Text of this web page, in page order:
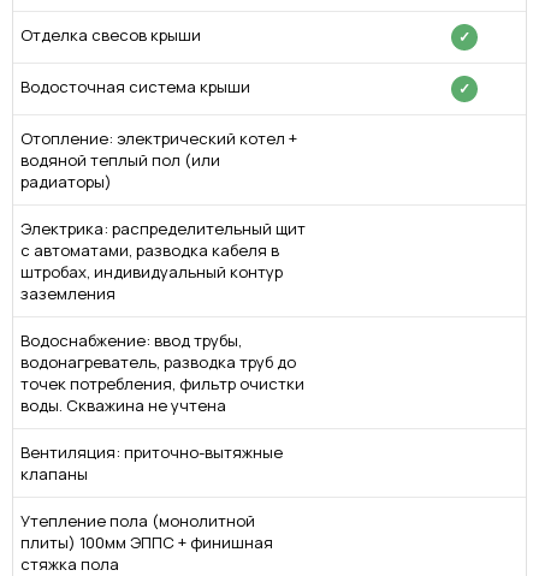
Отделка свесов крыши ✓
Водосточная система крыши ✓
Отопление: электрический котел +
водяной теплый пол (или
радиаторы)
Электрика: распределительный щит
с автоматами, разводка кабеля в
штробах, индивидуальный контур
заземления
Водоснабжение: ввод трубы,
водонагреватель, разводка труб до
точек потребления, фильтр очистки
воды. Скважина не учтена
Вентиляция: приточно-вытяжные
клапаны
Утепление пола (монолитной
плиты) 100мм ЭППС + финишная
стяжка пола